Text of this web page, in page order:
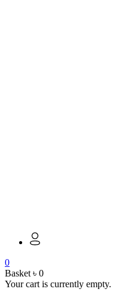
0
Basket ৳ 0
Your cart is currently empty.